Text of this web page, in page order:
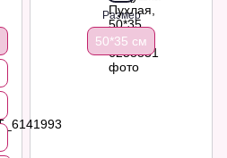
Размер
50*35 см